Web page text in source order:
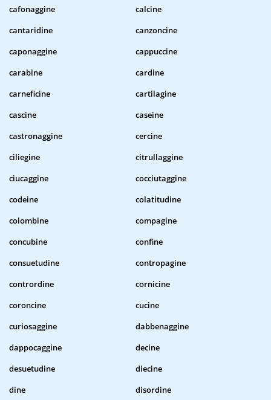
cafonaggine
calcine
cantaridine
canzoncine
caponaggine
cappuccine
carabine
cardine
carneficine
cartilagine
cascine
caseine
castronaggine
cercine
ciliegine
citrullaggine
ciucaggine
cocciutaggine
codeine
colatitudine
colombine
compagine
concubine
confine
consuetudine
contropagine
contrordine
cornicine
coroncine
cucine
curiosaggine
dabbenaggine
dappocaggine
decine
desuetudine
diecine
dine
disordine